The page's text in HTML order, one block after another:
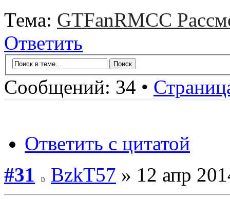
Тема: GTFanRMCC
Ответить
Сообщений: 34 •
Ответить с цитатой
#31
BzkT57 » 12 апр